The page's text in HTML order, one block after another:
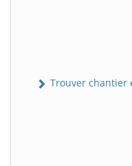
Trouver chantier